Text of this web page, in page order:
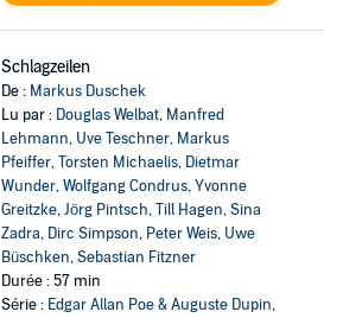
Schlagzeilen
De : Markus Duschek
Lu par : Douglas Welbat, Manfred
Lehmann, Uve Teschner, Markus
Pfeiffer,Torsten Michaelis, Dietmar
Wunder,Wolfgang Condrus,Yvonne
Greitzke,Jörg Pintsch,Till Hagen,Sina
Zadra, Dirc Simpson, Peter Weis, Uwe
Büschken,Sebastian Fitzner
Durée : 57 min
Série : Edgar Allan Poe & Auguste Dupin,